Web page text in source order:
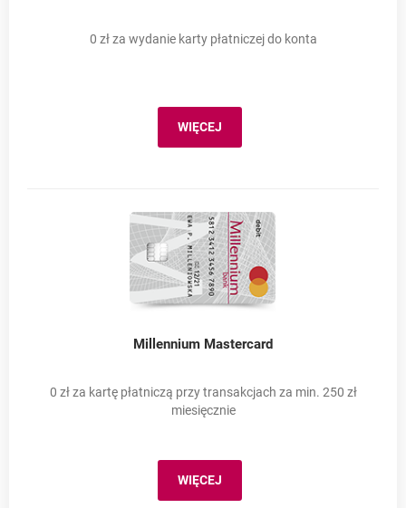
0 zł za wydanie karty płatniczej do konta
WIĘCEJMILLENNIUM VISA DOBRE KONTO
Millennium Mastercard
0 zł za kartę płatniczą przy transakcjach za min. 250 zł
miesięcznie
WIĘCEJMILLENNIUM MASTERCARD